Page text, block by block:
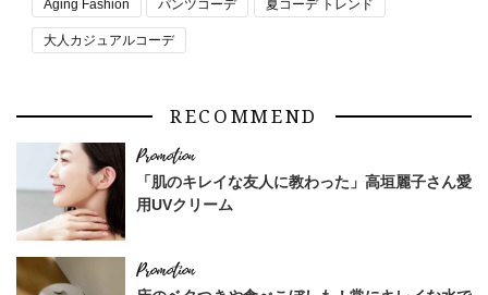
Aging Fashion パンツコーデ 夏コーデ トレンド
大人カジュアルコーデ
RECOMMEND
「肌のキレイな友人に教わった」高垣麗子さん愛
用UVクリーム